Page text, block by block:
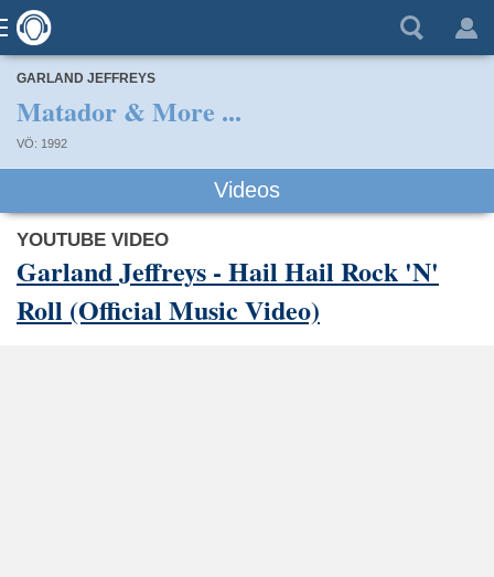
GARLAND JEFFREYS
Matador & More ...
VÖ: 1992
Videos
YOUTUBE VIDEO
Garland Jeffreys - Hail Hail Rock 'N'
Roll (Official Music Video)